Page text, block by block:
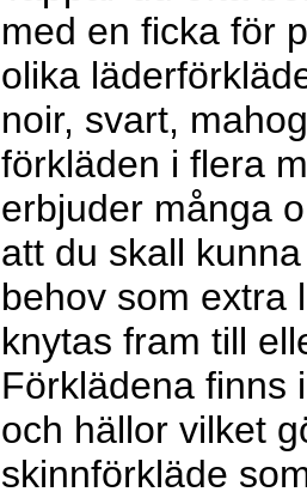
med en ficka för
olika
noir, svart,
förkläden i flera
erbjuder många
att du skall
behov som extra
knytas fram till
Förklädena finns
och hällor vilket
skinnförkläde